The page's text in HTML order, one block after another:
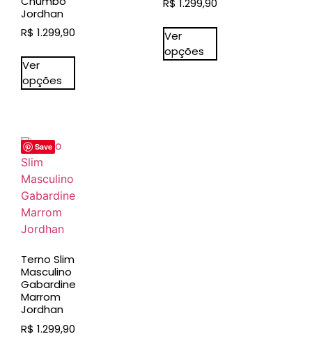
Jordhan
R$ 1.299,90
Ver
opções
R$ 1.299,90
Ver
opções
Save
Terno Slim
Masculino
Gabardine
Marrom
Jordhan
R$ 1.299,90